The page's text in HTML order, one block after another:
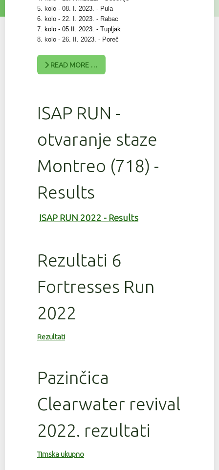
5. kolo - 08. I. 2023. - Pula
6. kolo - 22. I. 2023. - Rabac
7. kolo - 05.II. 2023. - Tupljak
8. kolo - 26. II. 2023. - Poreč
READ MORE …
ISAP RUN -
otvaranje staze
Montreo (718) -
Results
ISAP RUN 2022 - Results
Rezultati 6
Fortresses Run
2022
Rezultati
Pazinčica
Clearwater revival
2022. rezultati
Timska ukupno